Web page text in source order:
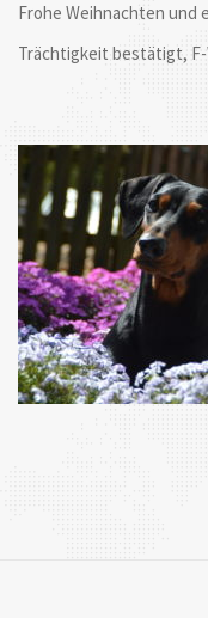
Frohe Weihnachten und
Trächtigkeit bestätigt,